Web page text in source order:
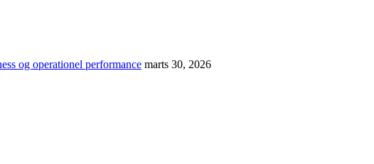
og operationel performance marts 30, 2026